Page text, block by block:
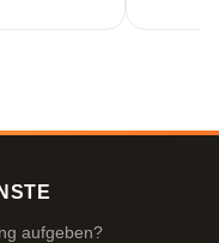
aufgeben?